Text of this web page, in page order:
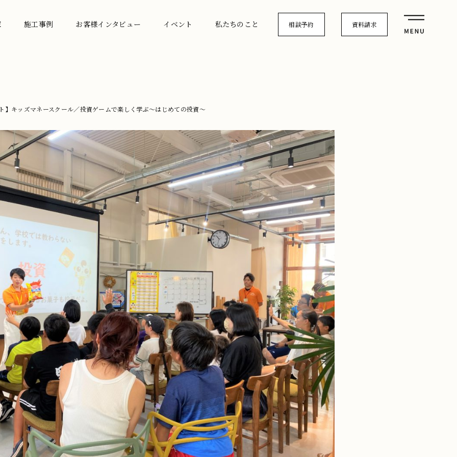
施工事例 お客様インタビュー イベント 私たちのこと 相談予約 資料請求
】キッズマネースクール／投資ゲームで楽しく学ぶ～はじめての投資～